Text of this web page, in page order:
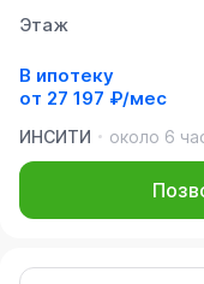
Этаж
В ипотеку
от 27 197 ₽/мес
ИНСИТИ
около 6